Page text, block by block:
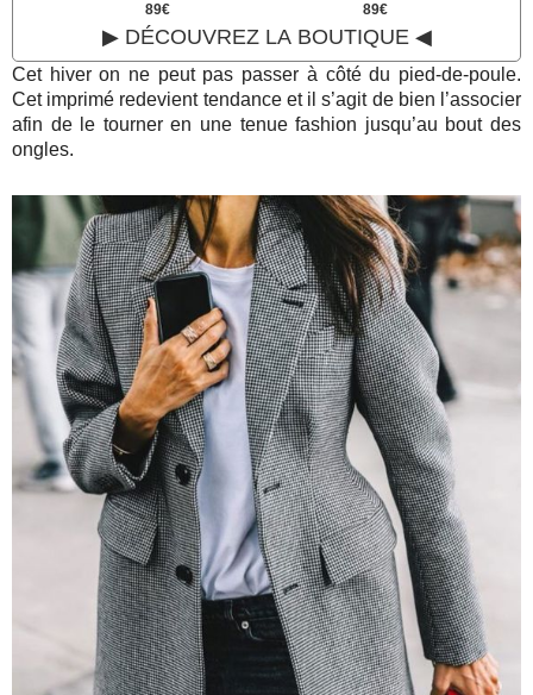
89€
89€
▶ DÉCOUVREZ LA BOUTIQUE ◀
Cet hiver on ne peut pas passer à côté du pied-de-poule.
Cet imprimé redevient tendance et il s’agit de bien l’associer
afin de le tourner en une tenue fashion jusqu’au bout des
ongles.